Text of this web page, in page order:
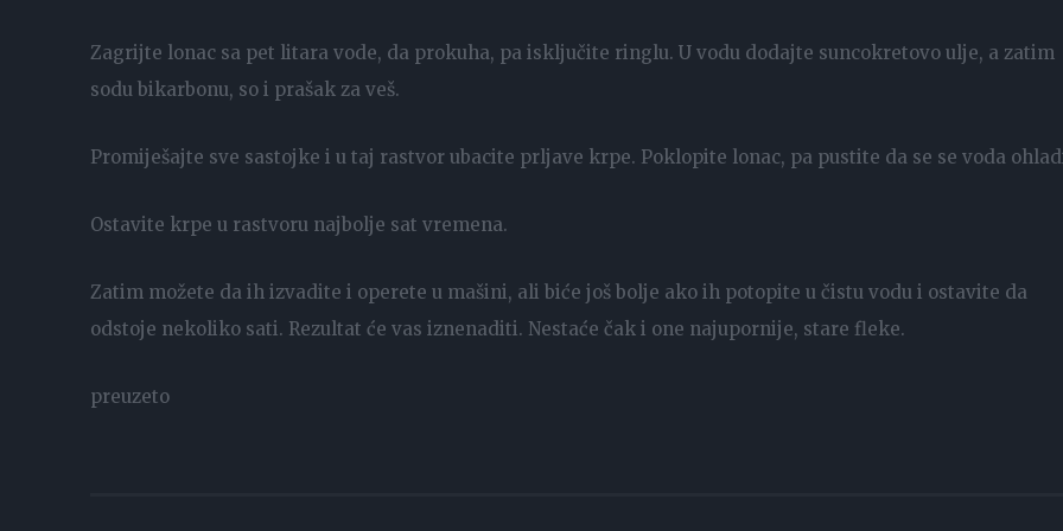
Zagrijte lonac sa pet litara vode, da prokuha, pa isključite ringlu. U vodu dodajte suncokretovo ulje, a zatim
sodu bikarbonu, so i prašak za veš.
Promiješajte sve sastojke i u taj rastvor ubacite prljave krpe. Poklopite lonac, pa pustite da se se voda
Ostavite krpe u rastvoru najbolje sat vremena.
Zatim možete da ih izvadite i operete u mašini, ali biće još bolje ako ih potopite u čistu vodu i ostavite da
odstoje nekoliko sati. Rezultat će vas iznenaditi. Nestaće čak i one najupornije, stare fleke.
preuzeto